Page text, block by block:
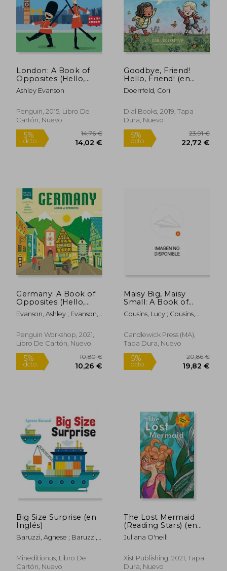
13,81 €
13,12 €
5%
dcto. 18,01 €
5%
dcto.
London: A Book of
Opposites (Hello,
World) (en Inglés)
Ashley Evanson
Penguin, 2015, Libro De
Cartón, Nuevo
5%
dcto. 14,02 €
Goodbye, Friend!
Hello, Friend! (en
Inglés)
Doerrfeld, Cori
Dial Books, 2019, Tapa
Dura, Nuevo
5%
dcto.
Germany: A Book of
Opposites (Hello,
World) (en Inglés)
Evanson, Ashley ; Evanson,
Penguin Workshop, 2021,
Libro De Cartón, Nuevo
Maisy Big, Maisy
Small: A Book of
Rhyming Opposites
(en Inglés)
Cousins, Lucy ; Cousins,
Candlewick Press (MA),
Tapa Dura, Nuevo
Big Size Surprise (en
Inglés)
Baruzzi, Agnese ; Baruzzi,
Mineditionus, Libro De
Cartón, Nuevo
The Lost Mermaid
(Reading Stars) (en
Inglés)
Juliana O'neill
Xist Publishing, 2021, Tapa
Dura, Nuevo